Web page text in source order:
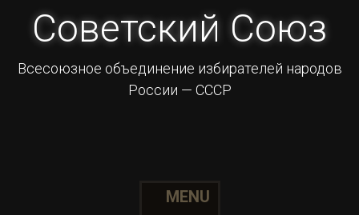
Советский Союз
Всесоюзное объединение избирателей народов
России — СССР
MENU